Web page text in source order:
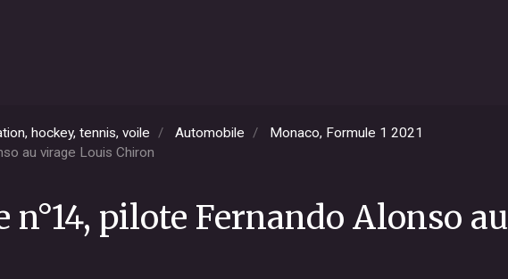
hockey, tennis, voile Automobile
Monaco, Formule 1 2021
au virage Louis Chiron
n°14, pilote Fernando Alonso au